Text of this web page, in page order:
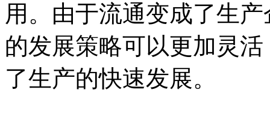
用。由于流通变成了生
的发展策略可以更加灵
了生产的快速发展。